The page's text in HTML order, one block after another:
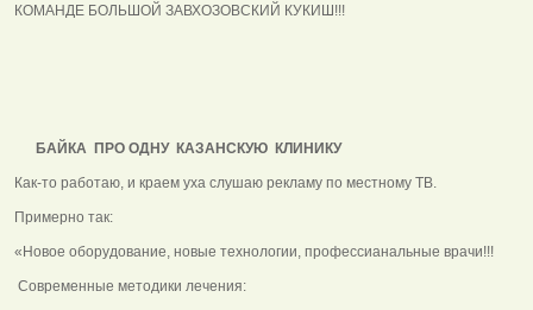
КОМАНДЕ БОЛЬШОЙ ЗАВХОЗОВСКИЙ КУКИШ!!!
БАЙКА ПРО ОДНУ КАЗАНСКУЮ КЛИНИКУ
Как-то работаю, и краем уха слушаю рекламу по местному ТВ.
Примерно так:
«Новое оборудование, новые технологии, профессианальные врачи!!!
Современные методики лечения: